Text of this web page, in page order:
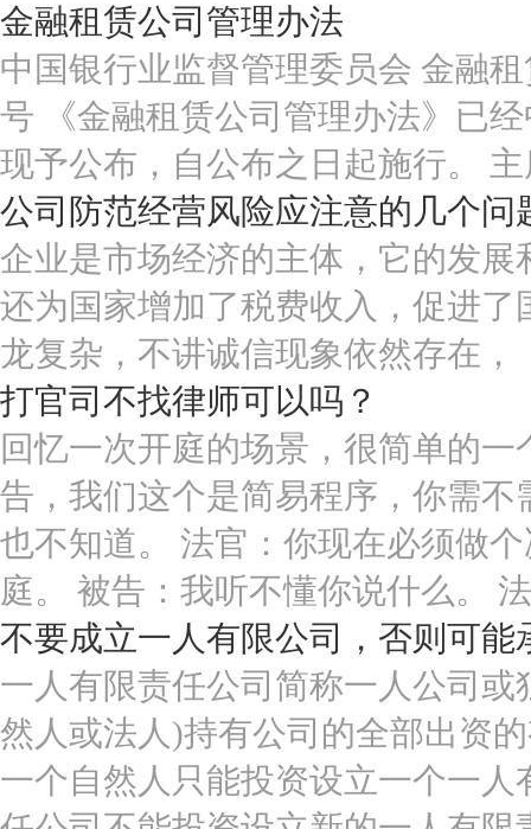
金融租赁公司管理办法
中国银行业监督管理委员会 金融
号 《金融租赁公司管理办法》已
现予公布，自公布之日起施行。
公司防范经营风险应注意的几个问
企业是市场经济的主体，它的发
还为国家增加了税费收入，促进
龙复杂，不讲诚信现象依然存在，
打官司不找律师可以吗？
回忆一次开庭的场景，很简单的
告，我们这个是简易程序，你需
也不知道。 法官：你现在必须做
庭。 被告：我听不懂你说什么。
不要成立一人有限公司，否则可能
一人有限责任公司简称一人公司
然人或法人)持有公司的全部出资
一个自然人只能投资设立一个一